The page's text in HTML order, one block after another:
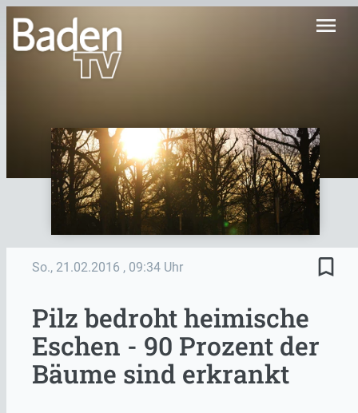
menu
So., 21.02.2016 , 09:34 Uhr bookmark_border
Pilz bedroht heimische
Eschen - 90 Prozent der
Bäume sind erkrankt